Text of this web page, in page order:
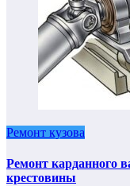
Ремонт кузова
Ремонт карданного
крестовины